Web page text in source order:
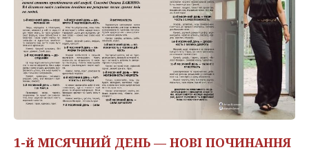
1-й МІСЯЧНИЙ ДЕНЬ — НОВІ ПОЧИНАННЯ